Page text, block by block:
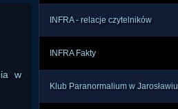
w
INFRA - relacje czytelników
INFRA Fakty
Klub Paranormalium w Jarosławiu